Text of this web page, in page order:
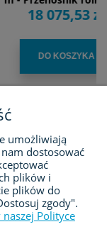
pomiarowym
wózkiem
oporowym.
075,53 zł
DO KOSZYKA
umożliwiają
dostosować
plików i
plików do
zgody".
Polityce